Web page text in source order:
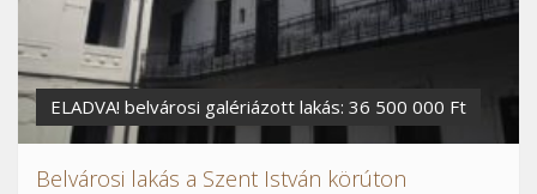
ELADVA! belvárosi galériázott lakás: 36 500 000 Ft
Belvárosi lakás a Szent István körúton